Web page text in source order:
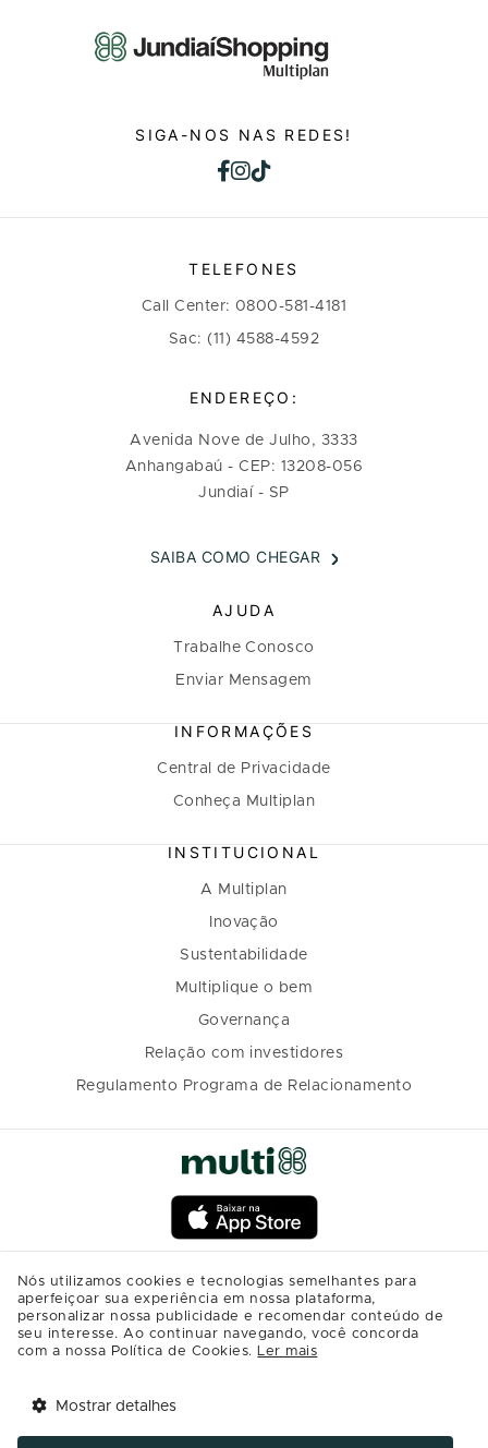
SIGA-NOS NAS REDES!
TELEFONES
Call Center: 0800-581-4181
Sac: (11) 4588-4592
ENDEREÇO:
Avenida Nove de Julho, 3333
Anhangabaú - CEP: 13208-056
Jundiaí - SP
SAIBA COMO CHEGAR
AJUDA
Trabalhe Conosco
Enviar Mensagem
INFORMAÇÕES
Central de Privacidade
Conheça Multiplan
INSTITUCIONAL
A Multiplan
Inovação
Sustentabilidade
Multiplique o bem
Governança
Relação com investidores
Regulamento Programa de Relacionamento
Nós utilizamos cookies e tecnologias semelhantes para
aperfeiçoar sua experiência em nossa plataforma,
personalizar nossa publicidade e recomendar conteúdo de
seu interesse. Ao continuar navegando, você concorda
com a nossa Política de Cookies. Ler mais
Mostrar detalhes